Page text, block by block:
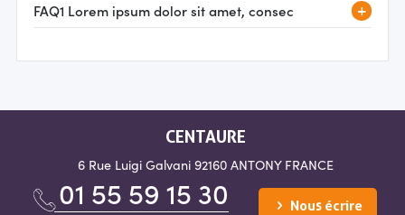
FAQ1 Lorem ipsum dolor sit amet, consec
CENTAURE
6 Rue Luigi Galvani 92160 ANTONY FRANCE
01 55 59 15 30 Nous écrire